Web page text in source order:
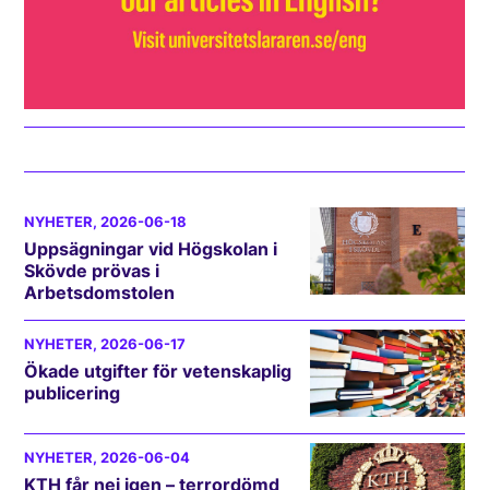
NYHETER, 2026-06-18
Uppsägningar vid Högskolan i
Skövde prövas i
Arbetsdomstolen
NYHETER, 2026-06-17
Ökade utgifter för vetenskaplig
publicering
NYHETER, 2026-06-04
KTH får nej igen – terrordömd